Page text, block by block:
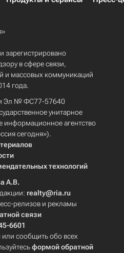
зарегистрировано
в сфере связи,
и массовых коммуникаций
года.
Эл № ФС77-57640
унитарное
информационное агентство
сегодня»).
технологий
А.В.
realty@ria.ru
релизов и рекламы
связи
6601
или сообщить обо всех
формой обратной